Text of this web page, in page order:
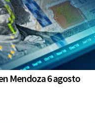
Mendoza 6 agosto